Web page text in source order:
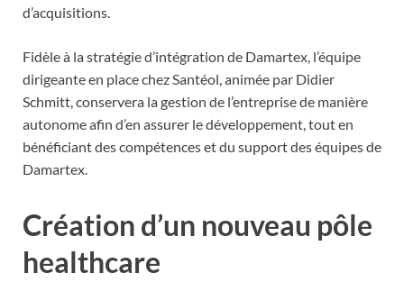
d’acquisitions.
Fidèle à la stratégie d’intégration de Damartex, l’équipe
dirigeante en place chez Santéol, animée par Didier
Schmitt, conservera la gestion de l’entreprise de manière
autonome afin d’en assurer le développement, tout en
bénéficiant des compétences et du support des équipes de
Damartex.
Création d’un nouveau pôle
healthcare